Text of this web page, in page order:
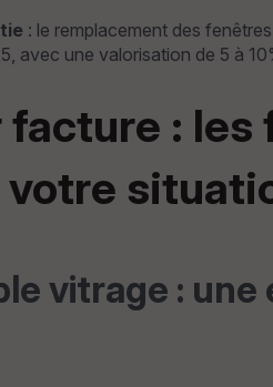
: le remplacement des
avec une valorisation de 5 à
facture :
vitrage : une